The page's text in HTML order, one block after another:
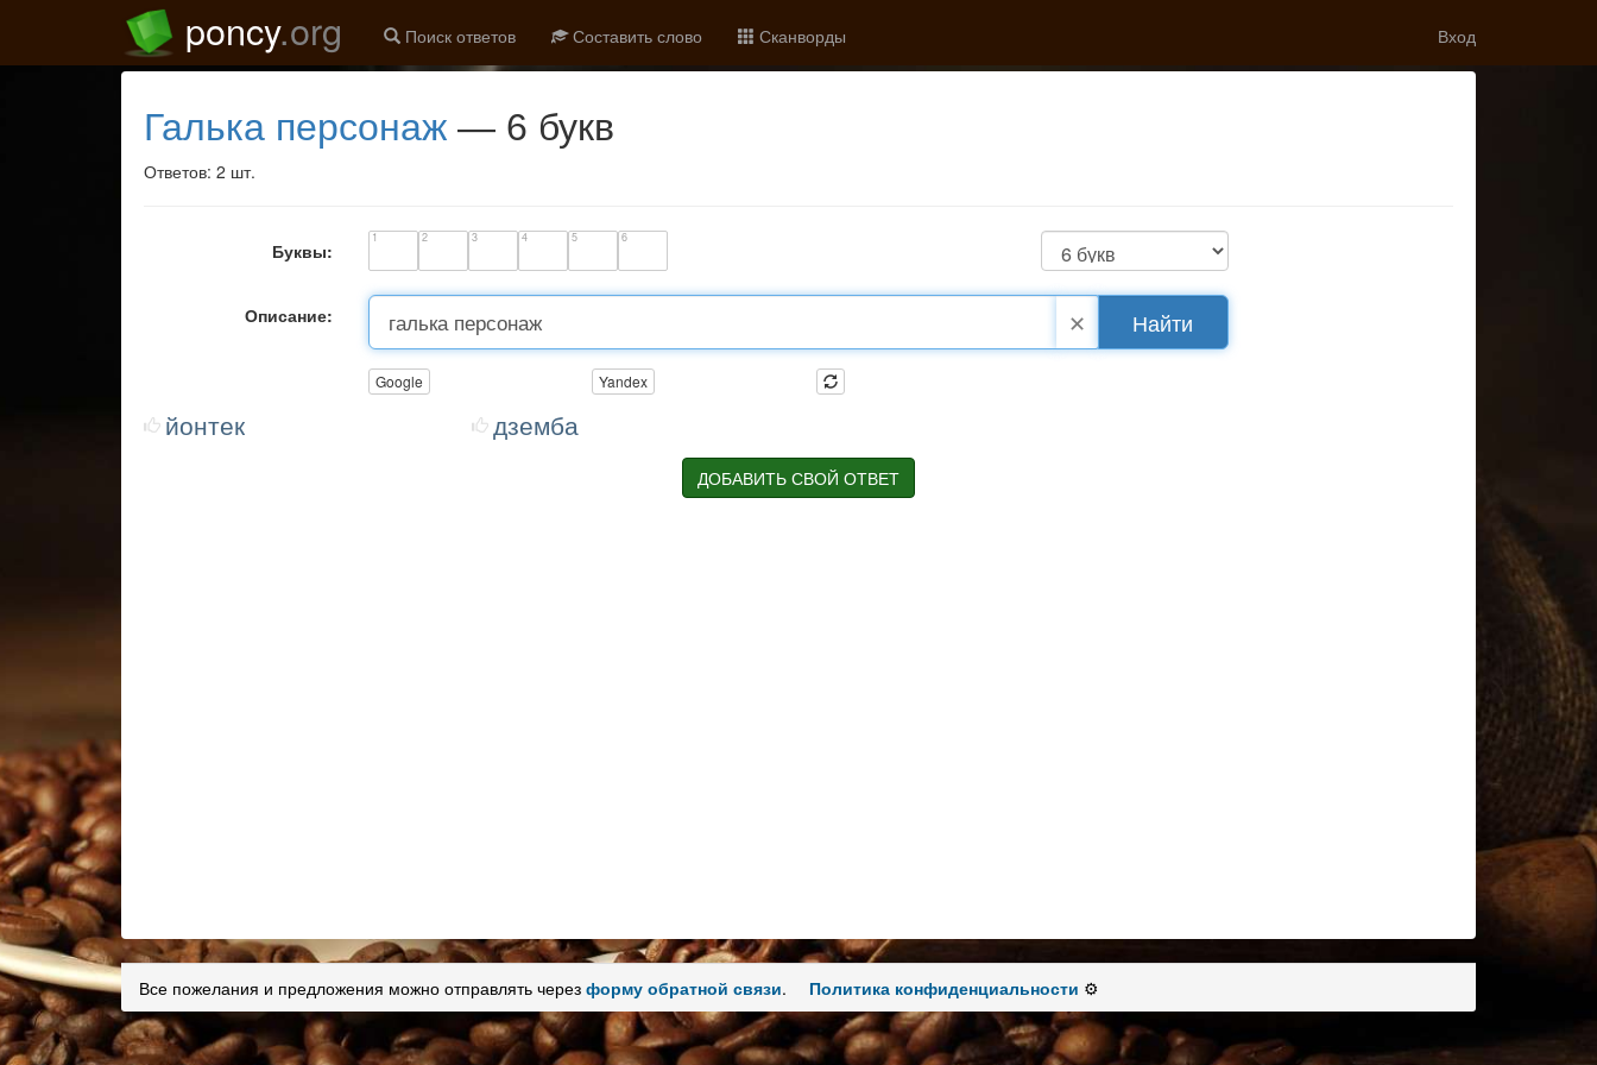
poncy.org Поиск ответов Составить слово Сканворды Вход
галька персонаж — 6 букв
Ответов: 2 шт.
йонтек дземба
Буквы:
1 2 3 4 5 6
Описание: ✕ Найти
Google Yandex
ДОБАВИТЬ СВОЙ ОТВЕТ
Все пожелания и предложения можно отправлять через форму обратной связи. Политика конфиденциальности ⚙️